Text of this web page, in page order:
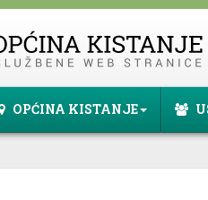
OPĆINA KISTANJE